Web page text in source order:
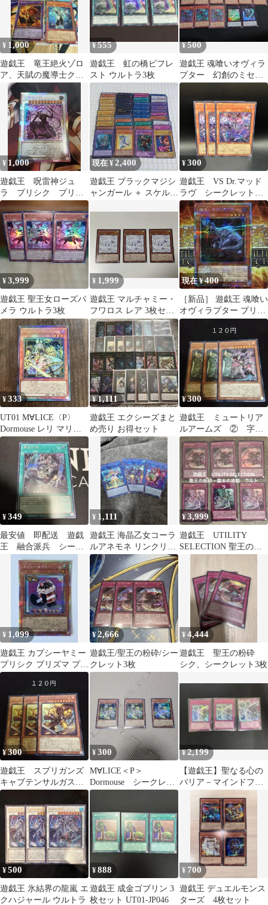
¥ 1,000
遊戯王 竜王絶火ゾロ
ア、天賦の魔導士クロ
ウリーセット プリシ
ク、レリーフ
¥555
遊戯王 虹の橋ビフレ
スト ウルトラ3枚
¥500
遊戯王 魂喰いオヴィラ
プター 幻創のミセラ
サウルス 究極伝導恐
¥ 1,000
遊戯王 呪雷神ジュ
ラ プリシク プリズ
マティックシークレッ
トレア
現在 ¥2,400
遊戯王 ブラックマジシ
ャンガール ＋ スケルゴ
¥300
遊戯王 VS Dr.マッド
ラヴ シークレットレ
ア 3枚セット UT01
¥3,999
遊戯王 聖王女ローズパ
メラ ウルトラ3枚
¥ 1,999
遊戯王 マルチャミー・
フワロス レア 3枚セッ
ト ⑥
現在 ¥400
［新品］ 遊戯王 魂喰い
オヴィラプター プリズ
マ
¥333
UT01 M∀LICE〈P〉
Dormouse レリ マリス
ドーマウス
¥1,111
遊戯王 エクシーズまと
め売り お得セット
¥300
遊戯王 ミュートリア
ルアームズ ② 字レ
ア ３枚 効果
¥349
最安値 即配送 遊戯
王 融合派兵 シーク
レット シク 絵違
い イラスト違い
¥ 1,111
遊戯王 海晶乙女コーラ
ルアネモネ リンクリボ
ー リンクスパイダー シ
ークレット
¥3,999
遊戯王 UTILITY
SELECTION 聖王の粉
¥ 1,099
遊戯王 カプシーヤミー
プリシク プリズマ プレ
イ用
¥2,666
遊戯王/聖王の粉砕/シー
クレット3枚
¥4,444
遊戯王 聖王の粉砕
シク、シークレット3枚
¥300
遊戯王 スプリガンズ
キャプテンサルガス
字レア ３枚 効果
¥300
M∀LICE＜P＞
Dormouse シークレッ
トレア１枚 ウルトラ
¥2,199
【遊戯王】聖なる心の
バリア－マインドフォ
ース 3枚セット
¥500
遊戯王 氷結界の龍嵐 エ
クハジャール ウルトラ
¥888
遊戯王 成金ゴブリン 3
枚セット UT01-JP046
¥ 700
遊戯王 デュエルモンス
ターズ 4枚セット